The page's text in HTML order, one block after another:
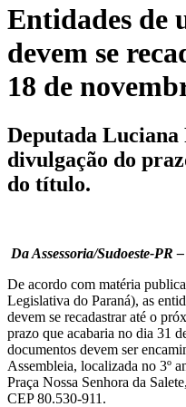
Entidades de
devem se
18 de
Deputada
divulgação do
do título.
Da Assessoria/Sudoeste-PR
De acordo com matéria
Legislativa do Paraná), as
devem se recadastrar até o
prazo que acabaria no dia 31
documentos devem ser
Assembleia, localizada no 3º
Praça Nossa Senhora da
CEP 80.530-911.